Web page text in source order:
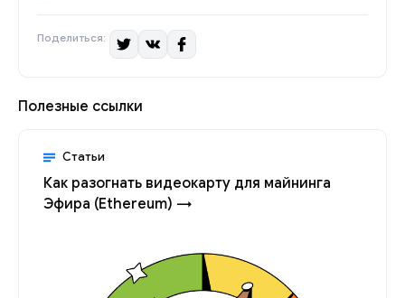
Поделиться:
Полезные ссылки
Статьи
Как разогнать видеокарту для майнинга
Эфира (Ethereum) →